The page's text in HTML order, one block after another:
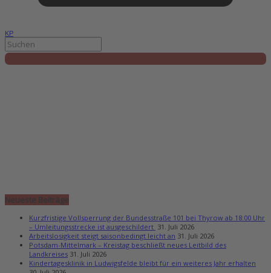
KP
Neueste Beiträge
Kurzfristige Vollsperrung der Bundesstraße 101 bei Thyrow ab 18:00 Uhr
– Umleitungsstrecke ist ausgeschildert 31. Juli 2026
Arbeitslosigkeit steigt saisonbedingt leicht an 31. Juli 2026
Potsdam-Mittelmark – Kreistag beschließt neues Leitbild des
Landkreises 31. Juli 2026
Kindertagesklinik in Ludwigsfelde bleibt für ein weiteres Jahr erhalten